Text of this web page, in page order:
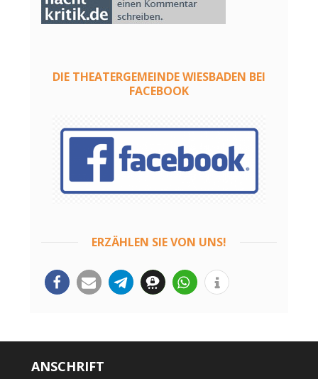
DIE THEATERGEMEINDE WIESBADEN BEI
FACEBOOK
ERZÄHLEN SIE VON UNS!
ANSCHRIFT